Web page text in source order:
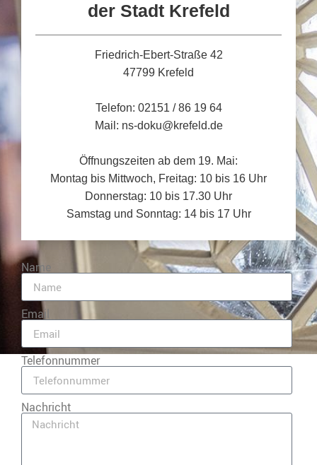
der Stadt Krefeld
Friedrich-Ebert-Straße 42
47799 Krefeld
Telefon: 02151 / 86 19 64
Mail: ns-doku@krefeld.de
Öffnungszeiten ab dem 19. Mai:
Montag bis Mittwoch, Freitag: 10 bis 16 Uhr
Donnerstag: 10 bis 17.30 Uhr
Samstag und Sonntag: 14 bis 17 Uhr
Name
Email
Telefonnummer
Nachricht